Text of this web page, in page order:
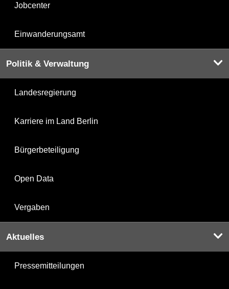
Jobcenter
Einwanderungsamt
Politik & Verwaltung
Landesregierung
Karriere im Land Berlin
Bürgerbeteiligung
Open Data
Vergaben
Aktuelles
Pressemitteilungen